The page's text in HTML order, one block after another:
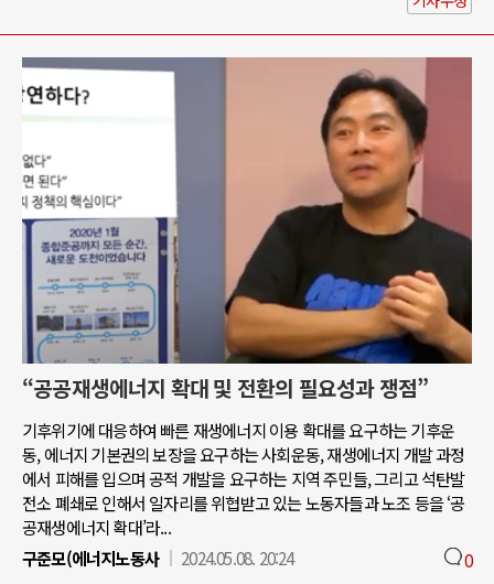
“공공재생에너지 확대 및 전환의 필요성과 쟁점”
기후위기에 대응하여 빠른 재생에너지 이용 확대를 요구하는 기후운
동, 에너지 기본권의 보장을 요구하는 사회운동, 재생에너지 개발 과정
에서 피해를 입으며 공적 개발을 요구하는 지역 주민들, 그리고 석탄발
전소 폐쇄로 인해서 일자리를 위협받고 있는 노동자들과 노조 등을 ‘공
공재생에너지 확대’라...
구준모(에너지노동사
2024.05.08. 20:24 0